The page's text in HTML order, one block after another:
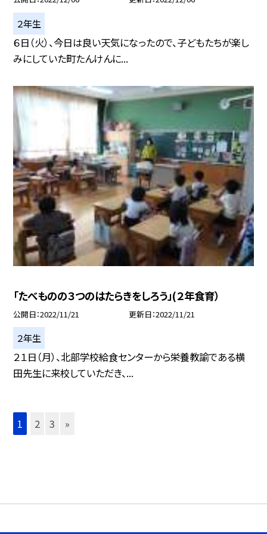
２年生
６日（火）、今日は良い天気になったので、子どもたちが楽し
みにしていた町たんけんに...
「たべものの３つのはたらきをしろう」(２年食育）
公開日 2022/11/21 更新日 2022/11/21
２年生
２１日（月）、北部学校給食センターから栄養教諭である横
田先生に来校していただき、...
1 2 3 »